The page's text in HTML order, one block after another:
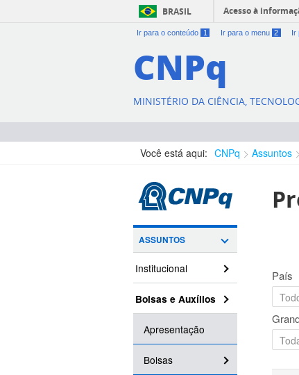
BRASIL Acesso à
Ir para o conteúdo 1 Ir para o menu 2 Ir
CNPq
MINISTÉRIO DA CIÊNCIA,
Você está aqui: CNPq Assuntos
ASSUNTOS
Institucional
Bolsas e Auxílios
Apresentação
Bolsas
País